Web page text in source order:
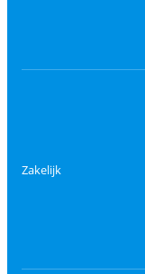
Zakelijk